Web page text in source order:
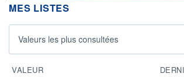
MES LISTES
Valeurs les plus consultées
VALEUR